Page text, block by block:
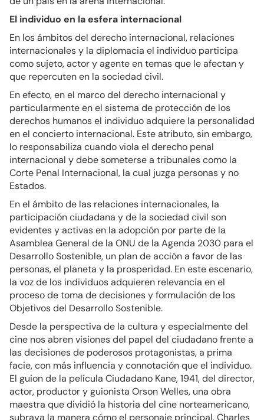
El individuo en la esfera internacional
En los ámbitos del derecho internacional, relaciones
internacionales y la diplomacia el individuo participa
como sujeto, actor y agente en temas que le afectan y
que repercuten en la sociedad civil.
En efecto, en el marco del derecho internacional y
particularmente en el sistema de protección de los
derechos humanos el individuo adquiere la personalidad
en el concierto internacional. Este atributo, sin embargo,
lo responsabiliza cuando viola el derecho penal
internacional y debe someterse a tribunales como la
Corte Penal Internacional, la cual juzga personas y no
Estados.
En el ámbito de las relaciones internacionales, la
participación ciudadana y de la sociedad civil son
evidentes y activas en la adopción por parte de la
Asamblea General de la ONU de la Agenda 2030 para el
Desarrollo Sostenible, un plan de acción a favor de las
personas, el planeta y la prosperidad. En este escenario,
la voz de los individuos adquieren relevancia en el
proceso de toma de decisiones y formulación de los
Objetivos del Desarrollo Sostenible.
Desde la perspectiva de la cultura y especialmente del
cine nos abren visiones del papel del ciudadano frente a
las decisiones de poderosos protagonistas, a prima
facie, con más influencia y connotación que el individuo.
El guion de la película Ciudadano Kane, 1941, del director,
actor, productor y guionista Orson Welles, una obra
maestra que dividió la historia del cine norteamericano,
subraya la manera cómo el personaje principal, Charles